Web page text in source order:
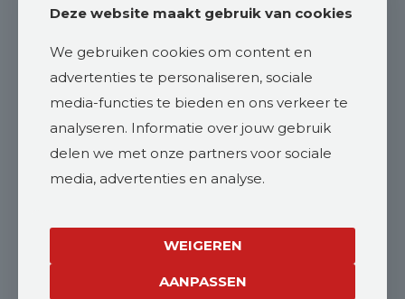
zijn de perfecte machines voor
iedere klus. Ze bieden maximale
betrouwbaarheid, comfort en efficiëntie. De
tractoren van Steyr staan bekend om een
optimale prijs/prestatieverhouding, goede
kwaliteit en een gemakkelijke bediening. De
machines van Steyr zijn betrouwbaar en tijdloos.
aankoop, onderhoud en reparatie van Steyr
Deze website maakt gebruik van cookies
We gebruiken cookies om content en
advertenties te personaliseren, sociale
media-functies te bieden en ons verkeer te
analyseren. Informatie over jouw gebruik
delen we met onze partners voor sociale
media, advertenties en analyse.
WEIGEREN
AANPASSEN